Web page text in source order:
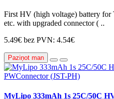
First HV (high voltage) battery
etc. with upgraded connector ( ..
5.49€ bez PVN: 4.54€
Paziņot man
MyLipo 333mAh 1s 25C/50C